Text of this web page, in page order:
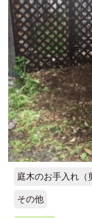
庭木のお手入れ（
その他